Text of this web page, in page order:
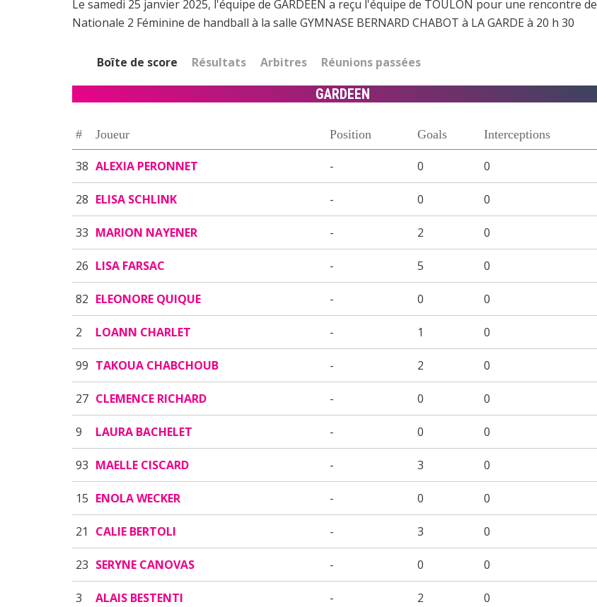
Le samedi 25 janvier 2025, l'équipe de GARDEEN a reçu l'équipe de TOULON pour une rencontre de
Nationale 2 Féminine de handball à la salle GYMNASE BERNARD CHABOT à LA GARDE à 20 h 30
Boîte de score Résultats Arbitres Réunions passées
GARDEEN
# Joueur Position Goals Interceptions
38 ALEXIA PERONNET - 0 0
28 ELISA SCHLINK - 0 0
33 MARION NAYENER - 2 0
26 LISA FARSAC - 5 0
82 ELEONORE QUIQUE - 0 0
2 LOANN CHARLET - 1 0
99 TAKOUA CHABCHOUB - 2 0
27 CLEMENCE RICHARD - 0 0
9 LAURA BACHELET - 0 0
93 MAELLE CISCARD - 3 0
15 ENOLA WECKER - 0 0
21 CALIE BERTOLI - 3 0
23 SERYNE CANOVAS - 0 0
3 ALAIS BESTENTI - 2 0